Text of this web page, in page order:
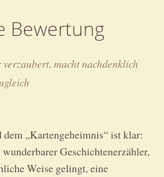
Bewertung
macht nachdenklich
dem „Kartengeheimnis“ ist klar:
Geschichtenerzähler,
Weise gelingt, eine